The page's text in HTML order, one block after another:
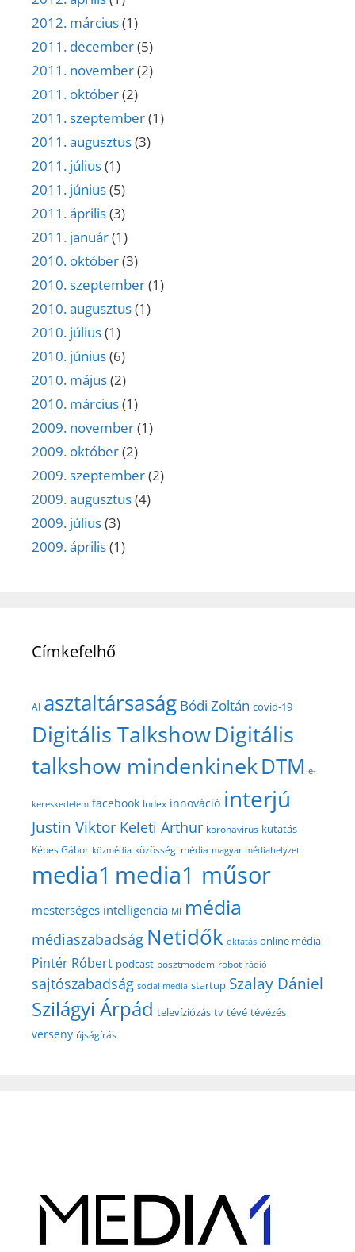
2012. március(1)
2011. december(5)
2011. november(2)
2011. október(2)
2011. szeptember(1)
2011. augusztus(3)
2011. július(1)
2011. június(5)
2011. április(3)
2011. január(1)
2010. október(3)
2010. szeptember(1)
2010. augusztus(1)
2010. július(1)
2010. június(6)
2010. május(2)
2010. március(1)
2009. november(1)
2009. október(2)
2009. szeptember(2)
2009. augusztus(4)
2009. július(3)
2009. április(1)
Címkefelhő
AI asztaltársaság Bódi Zoltán covid-19
Digitális TalkshowDigitális
talkshow mindenkinekDTM e-
kereskedelem facebook Index innováció interjú
Justin Viktor Keleti Arthur koronavírus kutatás
Képes Gábor közmédia közösségi média magyar médiahelyzet
media1 media1 műsor
mesterséges intelligencia MI média
médiaszabadság Netidők oktatás online média
Pintér Róbert podcast posztmodem robot rádió
sajtószabadság social media startup Szalay Dániel
Szilágyi Árpád televíziózás tv tévé tévézés
verseny újságírás